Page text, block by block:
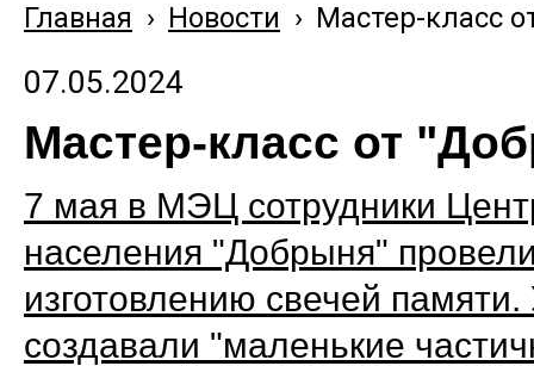
Главная › Новости › Мастер-класс
07.05.2024
Мастер-класс от
7 мая в МЭЦ сотрудники
населения "Добрыня"
изготовлению свечей
создавали "маленькие